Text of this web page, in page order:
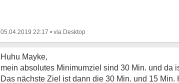
05.04.2019 22:17 •
Huhu Mayke,
mein absolutes Minimumziel sind 30 Min. und da
Das nächste Ziel ist dann die 30 Min. und 15